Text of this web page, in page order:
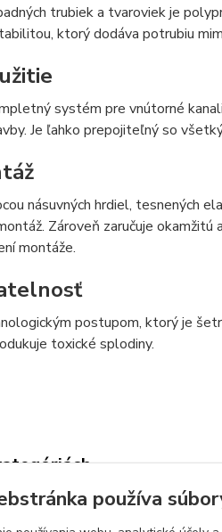
trubiek a tvaroviek je
ktorý dodáva potrubiu
systém pre vnútorné
Je ľahko prepojiteľný so
násuvných hrdiel, tesnených
Zároveň zaručuje
montáže.
postupom, ktorý je
toxické splodiny.
Potrubie a fitinky na
používa